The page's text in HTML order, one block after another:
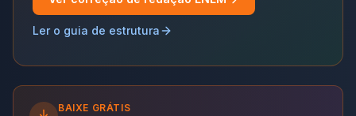
Ler o guia de estrutura
BAIXE GRÁTIS